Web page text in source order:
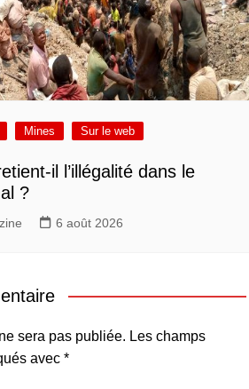
Mines Sur le web
il l’illégalité dans le
?
6 août 2026
sera pas publiée. Les champs
avec *